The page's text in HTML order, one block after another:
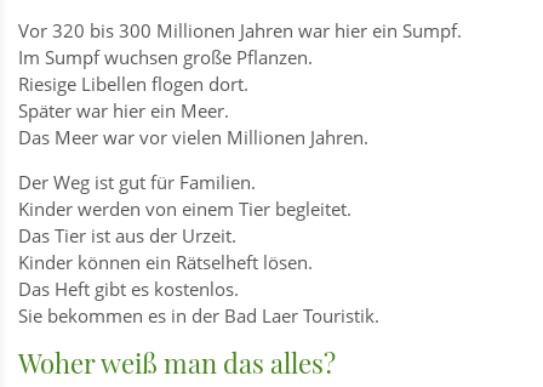
Vor 320 bis 300 Millionen Jahren war hier ein Sumpf.
Im Sumpf wuchsen große Pflanzen.
Riesige Libellen flogen dort.
Später war hier ein Meer.
Das Meer war vor vielen Millionen Jahren.
Der Weg ist gut für Familien.
Kinder werden von einem Tier begleitet.
Das Tier ist aus der Urzeit.
Kinder können ein Rätselheft lösen.
Das Heft gibt es kostenlos.
Sie bekommen es in der Bad Laer Touristik.
Woher weiß man das alles?